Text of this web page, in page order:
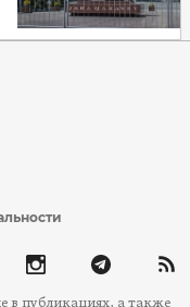
в публикациях, а также